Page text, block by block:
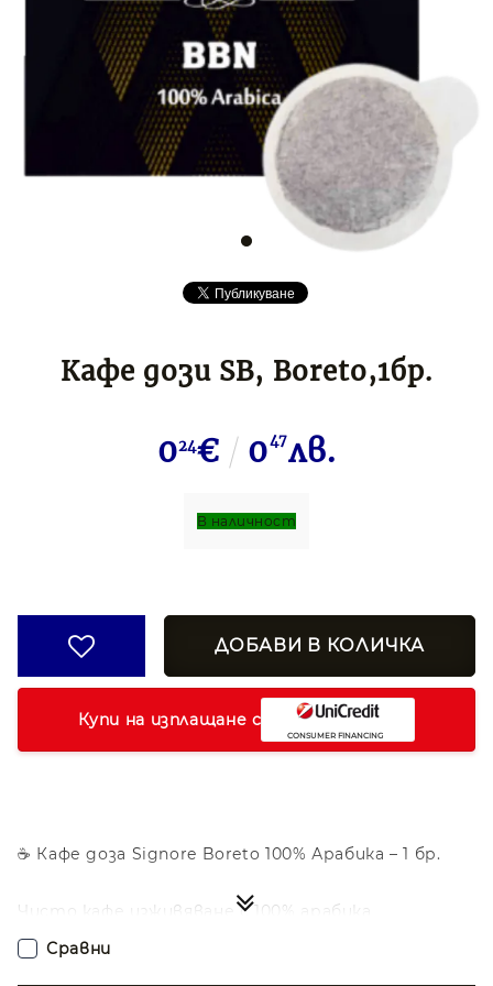
Кафе дози SB, Boreto,1бр.
024€ 047лв.
В наличност
☕ Кафе доза Signore Boreto 100% Арабика – 1 бр.
Чисто кафе изживяване с 100% арабика
Signore Boreto 100% Арабика е единична кафе доза
E.S.E. 44 мм, съдържаща само подбрани зърна
Купи на изплащане с
Сравни